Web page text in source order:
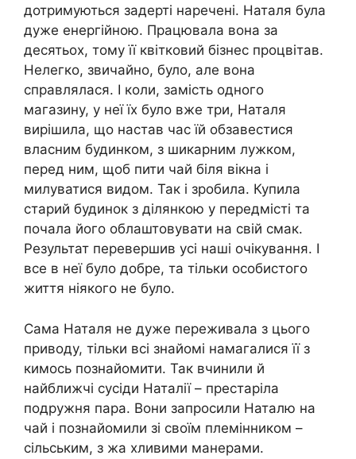
дотримуються задерті наречені. Наталя була
дуже енергійною. Працювала вона за
десятьох, тому її квітковий бізнес процвітав.
Нелегко, звичайно, було, але вона
справлялася. І коли, замість одного
магазину, у неї їх було вже три, Наталя
вирішила, що настав час їй обзавестися
власним будинком, з шикарним лужком,
перед ним, щоб пити чай біля вікна і
милуватися видом. Так і зробила. Купила
старий будинок з ділянкою у передмісті та
почала його облаштовувати на свій смак.
Результат перевершив усі наші очікування. І
все в неї було добре, та тільки особистого
життя ніякого не було.
Сама Наталя не дуже переживала з цього
приводу, тільки всі знайомі намагалися її з
кимось познайомити. Так вчинили й
найближчі сусіди Наталії – престаріла
подружня пара. Вони запросили Наталю на
чай і познайомили зі своїм племінником –
сільським, з жа хливими манерами.